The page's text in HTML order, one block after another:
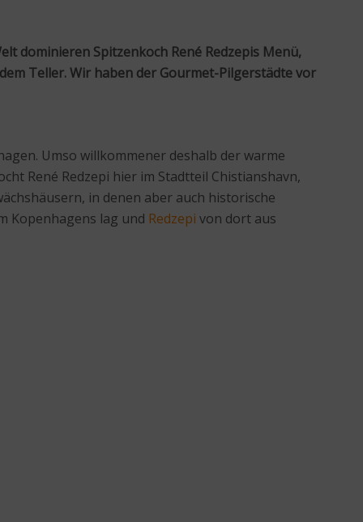
dominieren Spitzenkoch René Redzepis Menü,
Teller. Wir haben der Gourmet-Pilgerstädte vor
Umso willkommener deshalb der warme
René Redzepi hier im Stadtteil Chistianshavn,
in denen aber auch historische
Kopenhagens lag und Redzepi von dort aus